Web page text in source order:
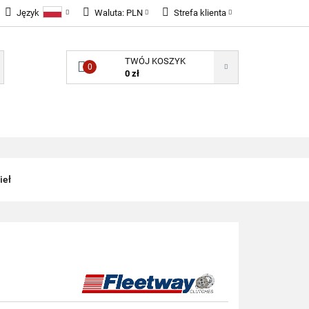
Język Waluta: PLN
EUR
GBP
Strefa klienta
Zarejestruj się
Dodaj zgłoszenie
0
TWÓJ KOSZYK
0 zł